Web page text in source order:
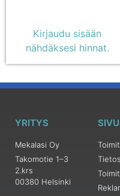
Kirjaudu sisään
nähdäksesi hinnat.
YRITYS
Mekalasi Oy
Takomotie 1–3
2.krs
00380 Helsinki